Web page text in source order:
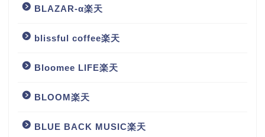
BLAZAR-α楽天
blissful coffee楽天
Bloomee LIFE楽天
BLOOM楽天
BLUE BACK MUSIC楽天